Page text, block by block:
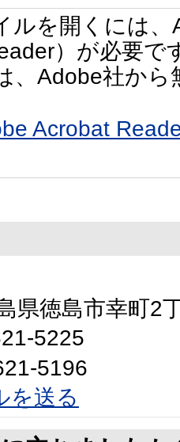
ルを開くには
）が必要で
、Adobe社か
Acrobat
徳島市幸町2
5225
5196
を送る